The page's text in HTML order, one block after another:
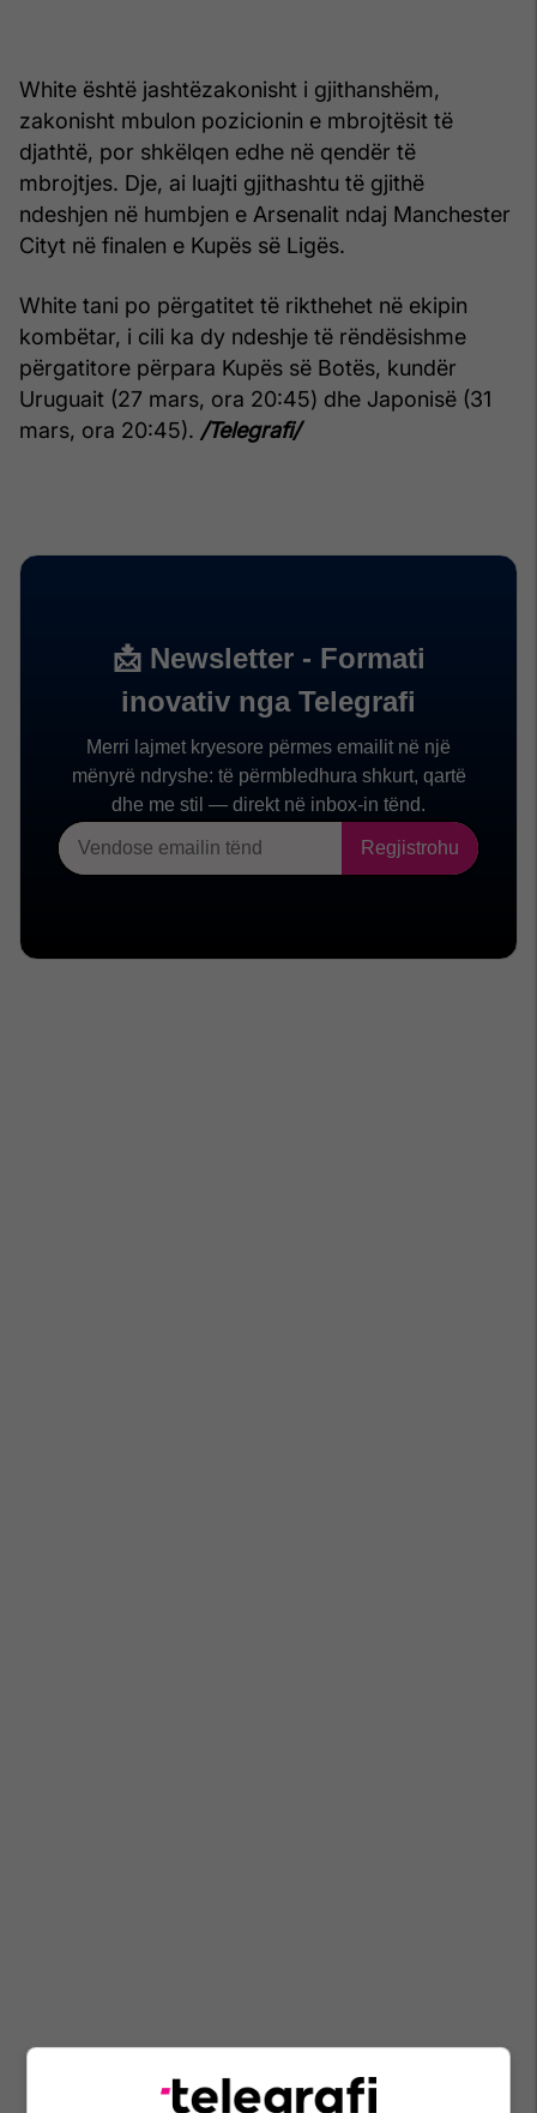
White është jashtëzakonisht i gjithanshëm,
zakonisht mbulon pozicionin e mbrojtësit të
djathtë, por shkëlqen edhe në qendër të
mbrojtjes. Dje, ai luajti gjithashtu të gjithë
ndeshjen në humbjen e Arsenalit ndaj Manchester
Cityt në finalen e Kupës së Ligës.
White tani po përgatitet të rikthehet në ekipin
kombëtar, i cili ka dy ndeshje të rëndësishme
përgatitore përpara Kupës së Botës, kundër
Uruguait (27 mars, ora 20:45) dhe Japonisë (31
mars, ora 20:45). /Telegrafi/